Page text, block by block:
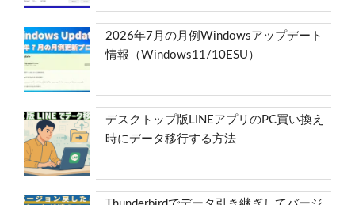
2026年7月の月例Windowsアップデート
情報（Windows11/10ESU）
デスクトップ版LINEアプリのPC買い換え
時にデータ移行する方法